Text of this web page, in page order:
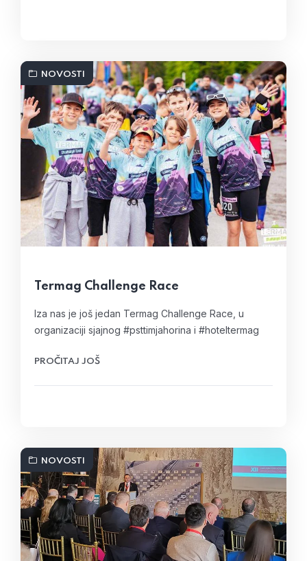
NOVOSTI
Termag Challenge Race
Iza nas je još jedan Termag Challenge Race, u
organizaciji sjajnog #psttimjahorina i #hoteltermag
PROČITAJ JOŠ
NOVOSTI